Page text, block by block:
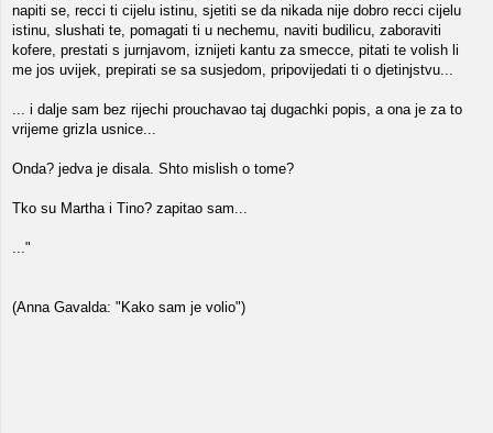
napiti se, recci ti cijelu istinu, sjetiti se da nikada nije dobro recci cijelu
istinu, slushati te, pomagati ti u nechemu, naviti budilicu, zaboraviti
kofere, prestati s jurnjavom, iznijeti kantu za smecce, pitati te volish li
me jos uvijek, prepirati se sa susjedom, pripovijedati ti o djetinjstvu...
... i dalje sam bez rijechi prouchavao taj dugachki popis, a ona je za to
vrijeme grizla usnice...
Onda? jedva je disala. Shto mislish o tome?
Tko su Martha i Tino? zapitao sam...
..."
(Anna Gavalda: "Kako sam je volio")